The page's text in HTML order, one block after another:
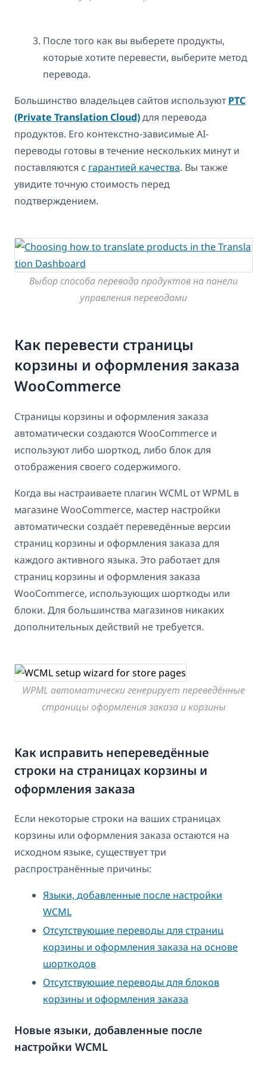
После того как вы выберете продукты,
которые хотите перевести, выберите метод
перевода.
Большинство владельцев сайтов используют PTC
(Private Translation Cloud)для перевода
продуктов. Его контекстно-зависимые AI-
переводы готовы в течение нескольких минут и
поставляются с гарантией качества. Вы также
увидите точную стоимость перед
подтверждением.
Выбор способа перевода продуктов на панели
управления переводами
Как перевести страницы
корзины и оформления заказа
WooCommerce
Страницы корзины и оформления заказа
автоматически создаются WooCommerce и
используют либо шорткод, либо блок для
отображения своего содержимого.
Когда вы настраиваете плагин WCML от WPML в
магазине WooCommerce, мастер настройки
автоматически создаёт переведённые версии
страниц корзины и оформления заказа для
каждого активного языка. Это работает для
страниц корзины и оформления заказа
WooCommerce, использующих шорткоды или
блоки. Для большинства магазинов никаких
дополнительных действий не требуется.
WPML автоматически генерирует переведённые
страницы оформления заказа и корзины
Как исправить непереведённые
строки на страницах корзины и
оформления заказа
Если некоторые строки на ваших страницах
корзины или оформления заказа остаются на
исходном языке, существует три
распространённые причины:
Языки, добавленные после настройки
WCML
Отсутствующие переводы для страниц
корзины и оформления заказа на основе
шорткодов
Отсутствующие переводы для блоков
корзины и оформления заказа
Новые языки, добавленные после
настройки WCML